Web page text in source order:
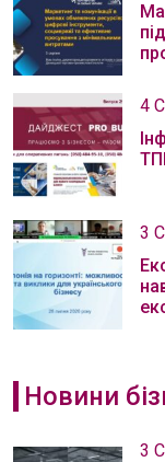
4
3
Новини
3